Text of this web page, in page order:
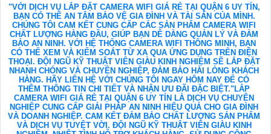
"VỚI DỊCH VỤ LẮP ĐẶT CAMERA WIFI GIÁ RẺ TẠI QUẬN 6 UY TÍN,
BẠN CÓ THỂ AN TÂM BẢO VỆ GIA ĐÌNH VÀ TÀI SẢN CỦA MÌNH.
CHÚNG TÔI CAM KẾT CUNG CẤP CÁC SẢN PHẨM CAMERA WIFI
CHẤT LƯỢNG HÀNG ĐẦU, GIÚP BẠN DỄ DÀNG QUẢN LÝ VÀ ĐẢM
BẢO AN NINH. VỚI HỆ THỐNG CAMERA WIFI THÔNG MINH, BẠN
CÓ THỂ XEM VÀ KIỂM SOÁT TỪ XA QUA ỨNG DỤNG TRÊN ĐIỆN
THOẠI. ĐỘI NGŨ KỸ THUẬT VIÊN GIÀU KINH NGHIỆM SẼ LẮP ĐẶT
NHANH CHÓNG VÀ CHUYÊN NGHIỆP, ĐẢM BẢO HÀI LÒNG KHÁCH
HÀNG. HÃY LIÊN HỆ VỚI CHÚNG TÔI NGAY HÔM NAY ĐỂ CÓ
THÊM THÔNG TIN CHI TIẾT VÀ NHẬN ƯU ĐÃI ĐẶC BIỆT."LẮP
CAMERA WIFI GIÁ RẺ TẠI QUẬN 6 UY TÍN LÀ DỊCH VỤ CHUYÊN
NGHIỆP CUNG CẤP GIẢI PHÁP AN NINH HIỆU QUẢ CHO GIA ĐÌNH
VÀ DOANH NGHIỆP. CAM KẾT ĐẢM BẢO CHẤT LƯỢNG SẢN PHẨM
VÀ DỊCH VỤ TUYỆT VỜI. ĐỘI NGŨ KỸ THUẬT VIÊN GIÀU KINH